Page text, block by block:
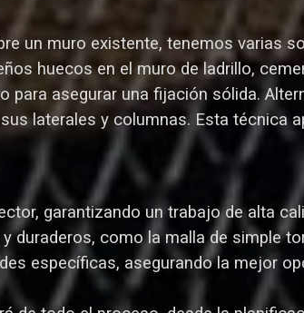
un muro existente, tenemos varias
huecos en el muro de ladrillo,
para asegurar una fijación sólida.
laterales y columnas. Esta técnica
garantizando un trabajo de alta
duraderos, como la malla de simple
específicas, asegurando la mejor